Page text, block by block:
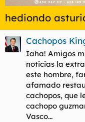
hediondo
Cachopos
Iaha! Amigos
noticias la
este hombre,
afamado
cachopos, que
cachopo
Vasco...